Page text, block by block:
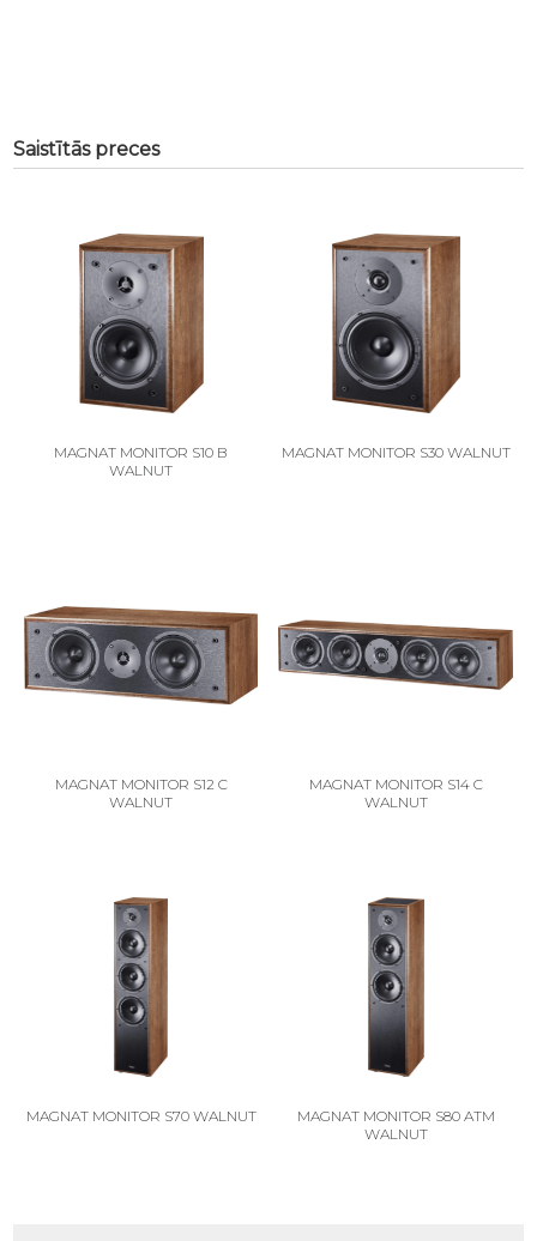
Saistītās preces
MAGNAT MONITOR S10 B
WALNUT
MAGNAT MONITOR S30 WALNUT
MAGNAT MONITOR S12 C
WALNUT
MAGNAT MONITOR S14 C
WALNUT
MAGNAT MONITOR S70 WALNUT
MAGNAT MONITOR S80 ATM
WALNUT